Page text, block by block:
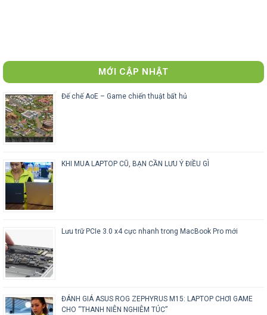
MỚI CẬP NHẬT
Đế chế AoE – Game chiến thuật bất hủ
KHI MUA LAPTOP CŨ, BẠN CẦN LƯU Ý ĐIỀU GÌ
Lưu trữ PCIe 3.0 x4 cực nhanh trong MacBook Pro mới
ĐÁNH GIÁ ASUS ROG ZEPHYRUS M15: LAPTOP CHƠI GAME
CHO “THANH NIÊN NGHIÊM TÚC”